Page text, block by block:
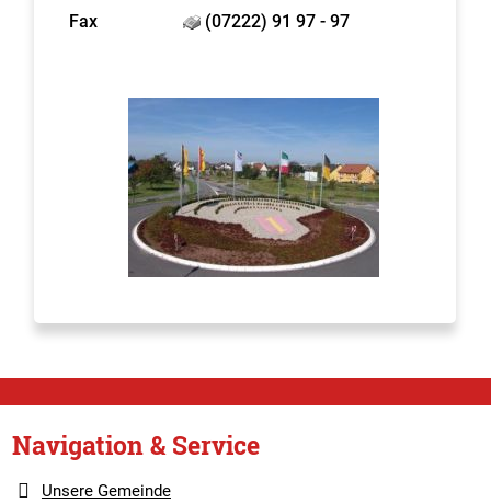
Fax
(07222) 91 97 - 97
Navigation & Service
Unsere Gemeinde